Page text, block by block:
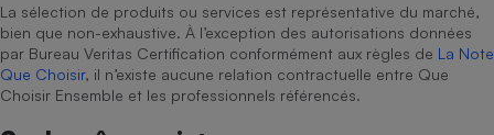
La sélection de produits ou services est représentative du marché,
bien que non-exhaustive. À l’exception des autorisations données
par Bureau Veritas Certification conformément aux règles de La Note
Que Choisir, il n’existe aucune relation contractuelle entre Que
Choisir Ensemble et les professionnels référencés.